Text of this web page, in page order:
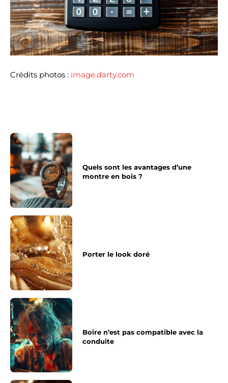
Crédits photos : image.darty.com
Quels sont les avantages d’une
montre en bois ?
Porter le look doré
Boire n’est pas compatible avec la
conduite